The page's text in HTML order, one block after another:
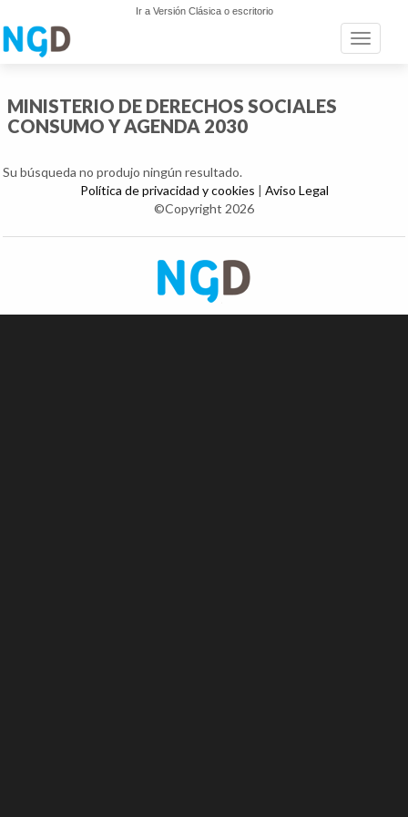
Ir a Versión Clásica o escritorio
Toggle
MINISTERIO DE DERECHOS SOCIALES
CONSUMO Y AGENDA 2030
Su búsqueda no produjo ningún resultado.
Política de privacidad y cookies | Aviso Legal
©Copyright 2026